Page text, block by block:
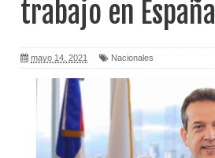
trabajo en España
mayo 14, 2021 Nacionales